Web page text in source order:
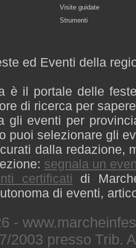
Visite guidate
Strumenti
ed Eventi della
è il portale delle
di ricerca per
gli eventi per
puoi selezionare gli
dalla redazione,
segnala un
certificati di
di eventi,
-
2003 presso Trib.